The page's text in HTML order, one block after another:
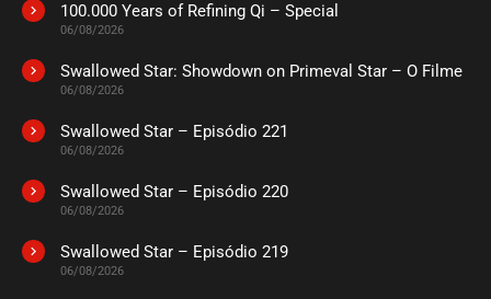
100.000 Years of Refining Qi – Special
06/08/2026
Swallowed Star: Showdown on Primeval Star – O Filme
06/08/2026
Swallowed Star – Episódio 221
06/08/2026
Swallowed Star – Episódio 220
06/08/2026
Swallowed Star – Episódio 219
06/08/2026